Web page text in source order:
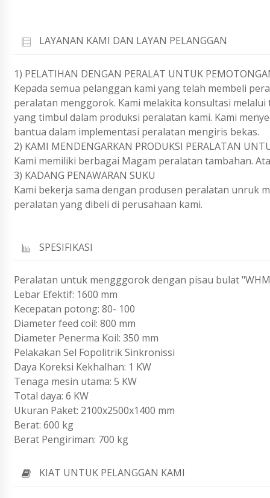
LAYANAN KAMI DAN LAYAN PELANGGAN
1) PELATIHAN DENGAN PERALAT UNTUK
Kepada semua pelanggan kami yang telah membeli
peralatan menggorok. Kami melakita konsultasi
yang timbul dalam produksi peralatan kami. Kami
bantua dalam implementasi peralatan mengiris bekas.
2) KAMI MENDENGARKAN PRODUKSI PERALATAN
Kami memiliki berbagai Magam peralatan tambahan.
3) KADANG PENAWARAN SUKU
Kami bekerja sama dengan produsen peralatan unruk
peralatan yang dibeli di perusahaan kami.
SPESIFIKASI
Peralatan untuk mengggorok dengan pisau bulat
Lebar Efektif: 1600 mm
Kecepatan potong: 80- 100
Diameter feed coil: 800 mm
Diameter Penerma Koil: 350 mm
Pelakakan Sel Fopolitrik Sinkronissi
Daya Koreksi Kekhalhan: 1 KW
Tenaga mesin utama: 5 KW
Total daya: 6 KW
Ukuran Paket: 2100x2500x1400 mm
Berat: 600 kg
Berat Pengiriman: 700 kg
KIAT UNTUK PELANGGAN KAMI